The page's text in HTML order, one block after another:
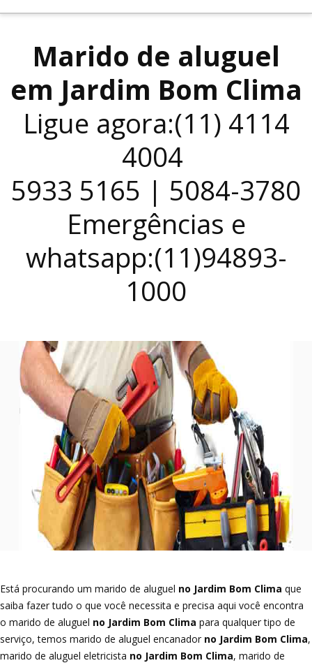
Marido de aluguel
em Jardim Bom Clima
Ligue agora:(11) 4114
4004
5933 5165 | 5084-3780
Emergências e
whatsapp:(11)94893-
1000
Está procurando um marido de aluguel no Jardim Bom Clima que
saiba fazer tudo o que você necessita e precisa aqui você encontra
o marido de aluguel no Jardim Bom Clima para qualquer tipo de
serviço, temos marido de aluguel encanador no Jardim Bom Clima,
marido de aluguel eletricista no Jardim Bom Clima, marido de